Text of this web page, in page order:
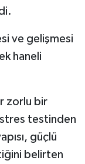
ve gelişmesi
haneli
zorlu bir
testinden
güçlü
belirten